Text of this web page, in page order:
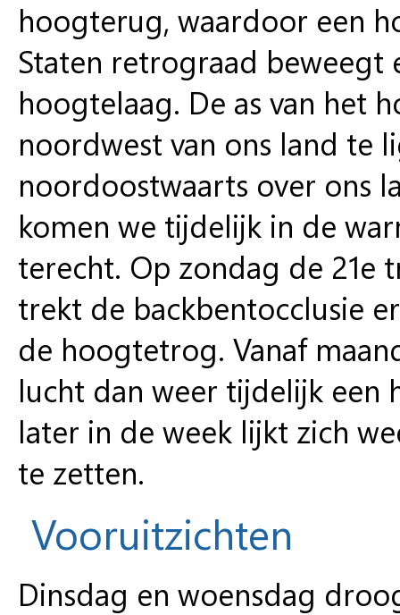
hoogterug, waardoor een
Staten retrograad beweegt
hoogtelaag. De as van het
noordwest van ons land te
noordoostwaarts over ons
komen we tijdelijk in de
terecht. Op zondag de 21e
trekt de backbentocclusie
de hoogtetrog. Vanaf
lucht dan weer tijdelijk een
later in de week lijkt zich
te zetten.
Vooruitzichten
Dinsdag en woensdag